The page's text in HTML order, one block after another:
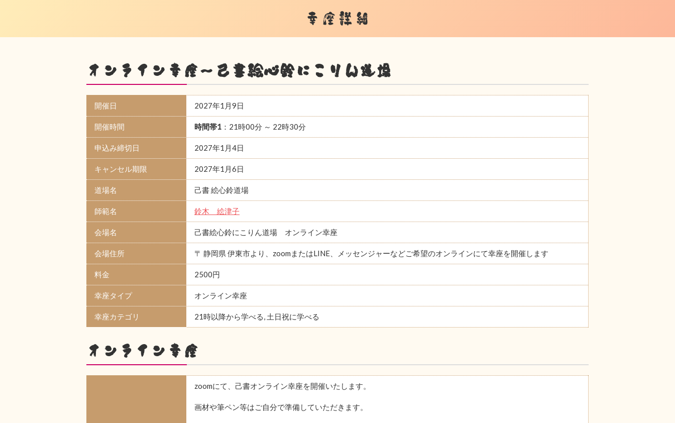
幸座詳細
オンライン幸座～己書絵心鈴にこりん道場
開催日 2027年1月9日
開催時間 時間帯1 ：21時00分 ～ 22時30分
申込み締切日 2027年1月4日
キャンセル期限 2027年1月6日
道場名 己書 絵心鈴道場
師範名 鈴木 絵津子
会場名 己書絵心鈴にこりん道場 オンライン幸座
会場住所 〒 静岡県 伊東市より、zoomまたはLINE、メッセンジャーなどご希望のオンラインにて幸座を開催します
料金 2500円
幸座タイプ オンライン幸座
幸座カテゴリ 21時以降から学べる, 土日祝に学べる
オンライン幸座
zoomにて、己書オンライン幸座を開催いたします。
画材や筆ペン等はご自分で準備していただきます。